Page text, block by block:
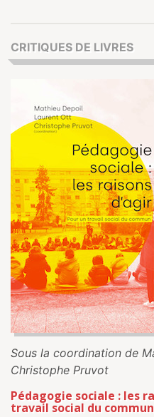
CRITIQUES DE LIVRES
Sous la coordination de
Christophe Pruvot
Pédagogie sociale : les
travail social du commun